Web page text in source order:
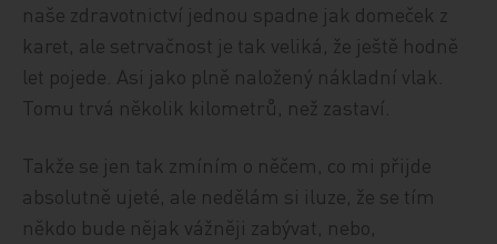
naše zdravotnictví jednou spadne jak domeček z
karet, ale setrvačnost je tak veliká, že ještě hodně
let pojede. Asi jako plně naložený nákladní vlak.
Tomu trvá několik kilometrů, než zastaví.
Takže se jen tak zmíním o něčem, co mi přijde
absolutně ujeté, ale nedělám si iluze, že se tím
někdo bude nějak vážněji zabývat, nebo,